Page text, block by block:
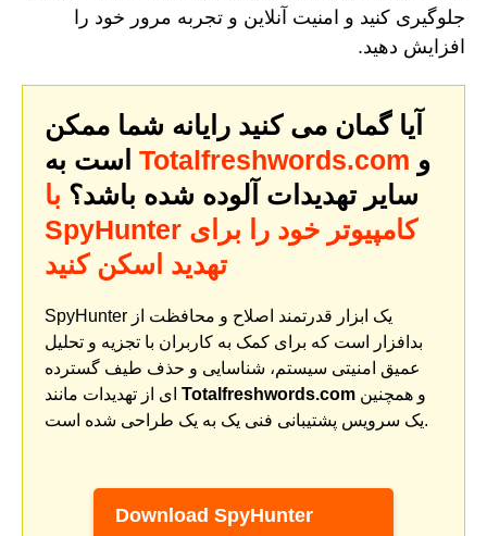
جلوگیری کنید و امنیت آنلاین و تجربه مرور خود را
افزایش دهید.
آیا گمان می کنید رایانه شما ممکن
Totalfreshwords.com
سایر تهدیدات آلوده شده باشد؟ با
SpyHunter کامپیوتر خود را برای
تهدید اسکن کنید
SpyHunter یک ابزار قدرتمند اصلاح و محافظت از
بدافزار است که برای کمک به کاربران با تجزیه و تحلیل
عمیق امنیتی سیستم، شناسایی و حذف طیف گسترده
Totalfreshwords.com
یک سرویس پشتیبانی فنی یک به یک طراحی شده است.
Download SpyHunter